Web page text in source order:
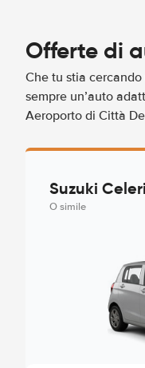
Offerte di
Che tu stia
sempre un’auto
Aeroporto di Città
Suzuki
O simile